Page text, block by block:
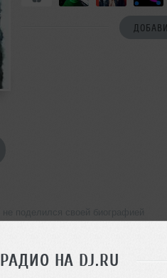
РАДИО НА DJ.RU